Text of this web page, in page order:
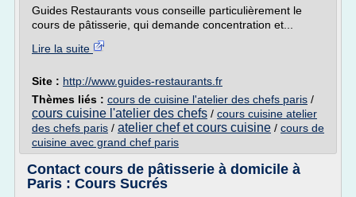
Guides Restaurants vous conseille particulièrement le
cours de pâtisserie, qui demande concentration et...
Lire la suite
Site : http://www.guides-restaurants.fr
Thèmes liés : cours de cuisine l'atelier des chefs paris /
cours cuisine l'atelier des chefs / cours cuisine atelier
des chefs paris / atelier chef et cours cuisine / cours de
cuisine avec grand chef paris
Contact cours de pâtisserie à domicile à
Paris : Cours Sucrés